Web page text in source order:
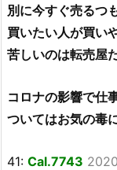
別に今すぐ売るつ
買いたい人が買い
苦しいのは転売屋
コロナの影響で仕
ついてはお気の毒
41: Cal.7743